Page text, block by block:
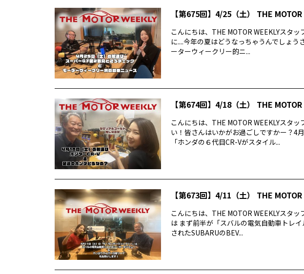
【第675回】4/25（土） THE
こんにちは、THE MOTOR WEEKLYスタ
に....今年の夏はどうなっちゃうんでしょ
ーターウィークリー的ニ...
【第674回】4/18（土） THE
こんにちは、THE MOTOR WEEKLYスタ
い！皆さんはいかがお過ごしですかー？4
「ホンダの６代目CR-Vがスタイル...
【第673回】4/11（土） THE
こんにちは、THE MOTOR WEEKLYスタ
は まず前半が「スバルの電気自動車トレ
されたSUBARUのBEV...